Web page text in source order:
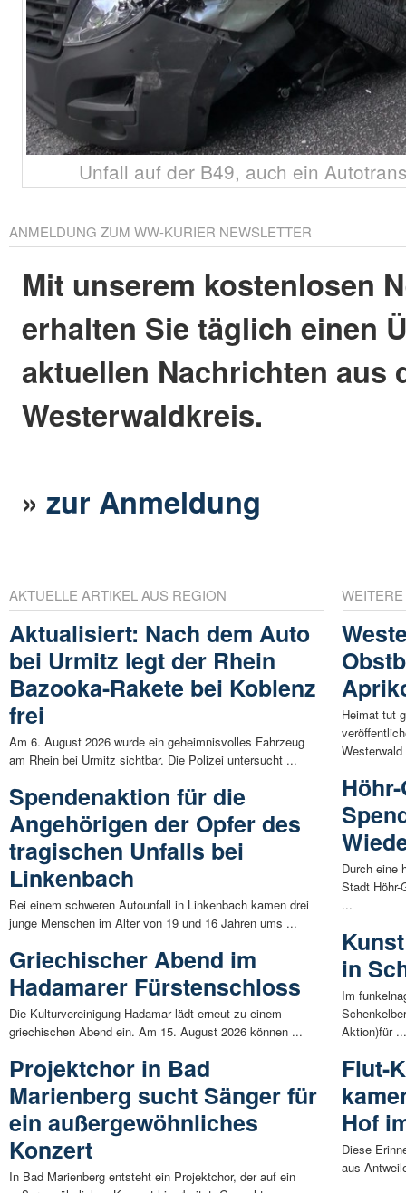
Unfall auf der B49, auch ein
ANMELDUNG ZUM WW-KURIER NEWSLETTER
Mit unserem kostenlosen
erhalten Sie täglich einen
aktuellen Nachrichten aus
Westerwaldkreis.
»zur Anmeldung
AKTUELLE ARTIKEL AUS REGION
Aktualisiert: Nach dem Auto
bei Urmitz legt der Rhein
Bazooka-Rakete bei Koblenz
frei
Am 6. August 2026 wurde ein geheimnisvolles Fahrzeug
am Rhein bei Urmitz sichtbar. Die Polizei untersucht ...
Spendenaktion für die
Angehörigen der Opfer des
tragischen Unfalls bei
Linkenbach
Bei einem schweren Autounfall in Linkenbach kamen drei
junge Menschen im Alter von 19 und 16 Jahren ums ...
Griechischer Abend im
Hadamarer Fürstenschloss
Die Kulturvereinigung Hadamar lädt erneut zu einem
griechischen Abend ein. Am 15. August 2026 können ...
Projektchor in Bad
Marienberg sucht Sänger für
ein außergewöhnliches
Konzert
In Bad Marienberg entsteht ein Projektchor, der auf ein
Heimat tut
Durch eine
Stadt Höhr-
...
in
Im
Aktion)für
Flut-
Hof
Diese
aus